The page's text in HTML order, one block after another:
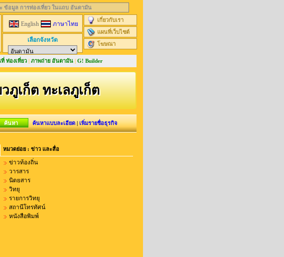
ข้อมูล การท่องเที่ยว ในแถบ อันดามัน
English ภาษาไทย
เลือกจังหวัด
เกี่ยวกับเรา
แผนที่เว็บไซต์
โฆษณา
ท่องเที่ยว | ภาพถ่าย อันดามัน | G! Builder
ภูเก็ต ทะเลภูเก็ต
ค้นหาแบบละเอียด|เพิ่มรายชื่อธุรกิจ
หมวดย่อย : ข่าว และสื่อ
ข่าวท้องถิ่น
วารสาร
นิตยสาร
วิทยุ
รายการวิทยุ
สถานีโทรทัศน์
หนังสือพิมพ์